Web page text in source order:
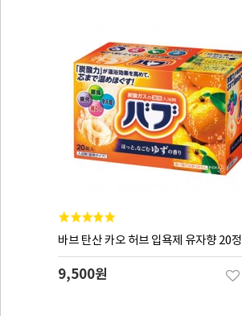
바브 탄산 카오 허브 입욕제 유자향 20정
9,500원